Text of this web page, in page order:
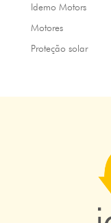
Idemo Motors
Motores
Proteção solar